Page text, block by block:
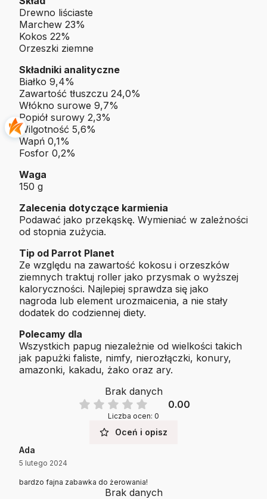
Drewno liściaste
Marchew 23%
Kokos 22%
Orzeszki ziemne
Składniki analityczne
Białko 9,4%
Zawartość tłuszczu 24,0%
Włókno surowe 9,7%
Popiół surowy 2,3%
Wilgotność 5,6%
Wapń 0,1%
Fosfor 0,2%
Waga
150 g
Zalecenia dotyczące karmienia
Podawać jako przekąskę. Wymieniać w zależności
od stopnia zużycia.
Tip od Parrot Planet
Ze względu na zawartość kokosu i orzeszków
ziemnych traktuj roller jako przysmak o wyższej
kaloryczności. Najlepiej sprawdza się jako
nagroda lub element urozmaicenia, a nie stały
dodatek do codziennej diety.
Polecamy dla
Wszystkich papug niezależnie od wielkości takich
jak papużki faliste, nimfy, nierozłączki, konury,
amazonki, kakadu, żako oraz ary.
Brak danych
0.00
Liczba ocen: 0
Oceń i opisz
Ada
5 lutego 2024
bardzo fajna zabawka do żerowania!
Brak danych